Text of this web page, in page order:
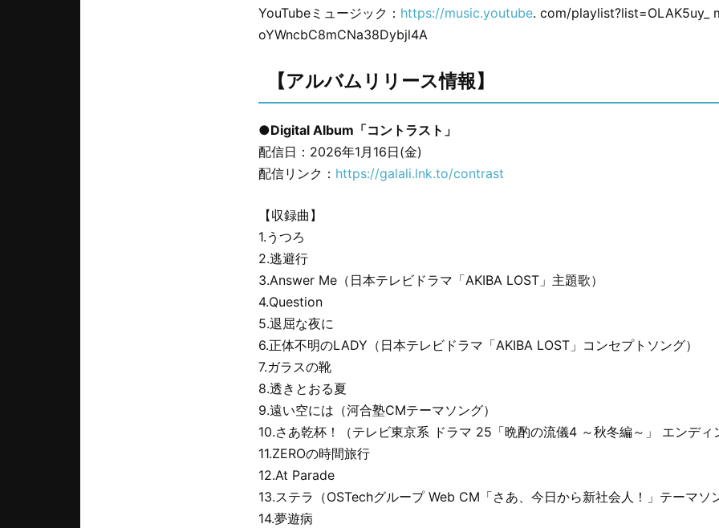
YouTubeミュージック： https://music.youtube. com/playlist?list=OLAK5uy_
oYWncbC8mCNa38Dybjl4A
【アルバムリリース情報】
●Digital Album「コントラスト」
配信日：2026年1月16日(金)
配信リンク： https://galali.lnk.to/contrast
【収録曲】
1.うつろ
2.逃避行
3.Answer Me（日本テレビドラマ「AKIBA LOST」主題歌）
4.Question
5.退屈な夜に
6.正体不明のLADY（日本テレビドラマ「AKIBA LOST」コンセプトソング）
7.ガラスの靴
8.透きとおる夏
9.遠い空には（河合塾CMテーマソング）
10.さあ乾杯！（テレビ東京系 ドラマ 25「晩酌の流儀4 ～秋冬編～」 エンディ
11.ZEROの時間旅行
12.At Parade
13.ステラ（OSTechグループ Web CM「さあ、今日から新社会人！」テーマソ
14.夢遊病